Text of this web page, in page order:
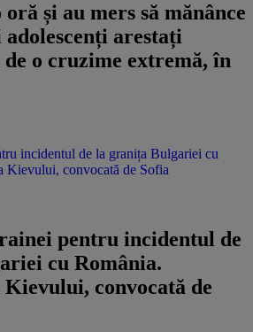
și au mers să mănânce
arestați
o cruzime extremă, în
incidentul de la granița Bulgariei cu
Kievului, convocată de Sofia
pentru incidentul de
cu România.
Kievului, convocată de